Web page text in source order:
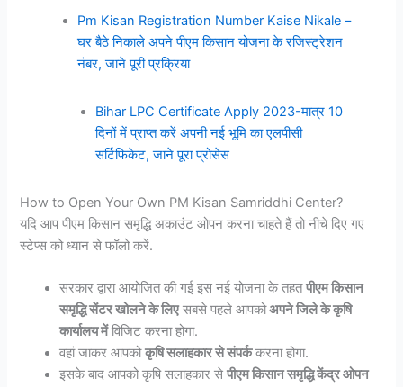
Pm Kisan Registration Number Kaise Nikale –
घर बैठे निकाले अपने पीएम किसान योजना के रजिस्ट्रेशन
नंबर, जाने पूरी प्रक्रिया
Bihar LPC Certificate Apply 2023-मात्र 10
दिनों में प्राप्त करें अपनी नई भूमि का एलपीसी
सर्टिफिकेट, जाने पूरा प्रोसेस
How to Open Your Own PM Kisan Samriddhi Center?
यदि आप पीएम किसान समृद्धि अकाउंट ओपन करना चाहते हैं तो नीचे दिए गए
स्टेप्स को ध्यान से फॉलो करें.
सरकार द्वारा आयोजित की गई इस नई योजना के तहतपीएम किसान
समृद्धि सेंटर खोलने के लिएसबसे पहले आपकोअपने जिले के कृषि
कार्यालय मेंविजिट करना होगा.
वहां जाकर आपकोकृषि सलाहकार से संपर्ककरना होगा.
इसके बाद आपको कृषि सलाहकार सेपीएम किसान समृद्धि केंद्र ओपन